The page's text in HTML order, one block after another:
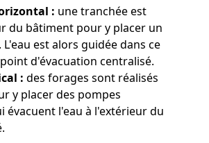
: une tranchée est
du bâtiment pour y placer un
est alors guidée dans ce
d'évacuation centralisé.
: des forages sont réalisés
y placer des pompes
évacuent l'eau à l'extérieur du